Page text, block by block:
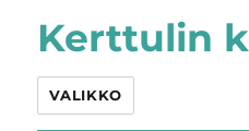
Kerttulin
VALIKKO